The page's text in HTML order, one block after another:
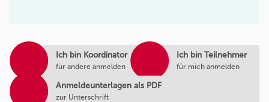
Ich bin Koordinator
für andere anmelden
Ich bin Teilnehmer
für mich anmelden
Anmeldeunterlagen als PDF
zur Unterschrift